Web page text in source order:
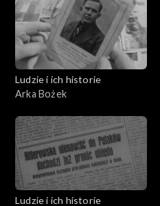
Ludzie i ich historie
Arka Bożek
Ludzie i ich historie